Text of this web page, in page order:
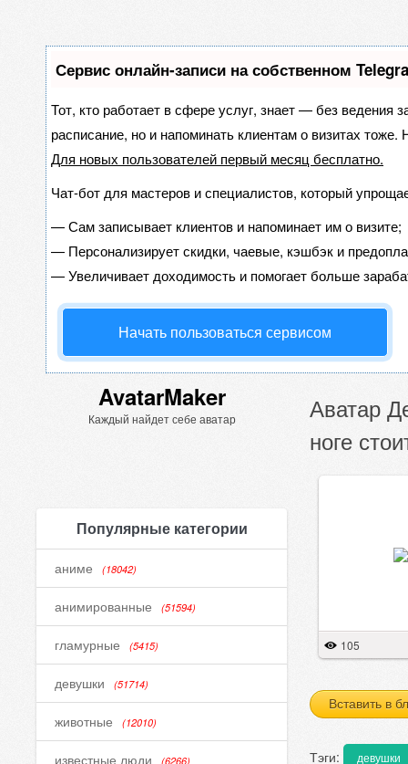
Сервис онлайн-записи на собственном
Тот, кто работает в сфере услуг, знает — без ведения
расписание, но и напоминать клиентам о визитах
Для новых пользователей первый месяц бесплатно.
Чат-бот для мастеров и специалистов, который
—Сам записывает клиентов и напоминает им о визите;
— Персонализирует скидки, чаевые, кэшбэк и
—Увеличивает доходимость и помогает больше
Начать пользоваться сервисом
AvatarMaker
Каждый найдет себе аватар
Популярные категории
аниме (18042)
анимированные (51594)
гламурные (5415)
девушки (51714)
животные (12010)
известные люди (6266)
Аватар
ноге
105
Вставить в
Тэги:
девушки